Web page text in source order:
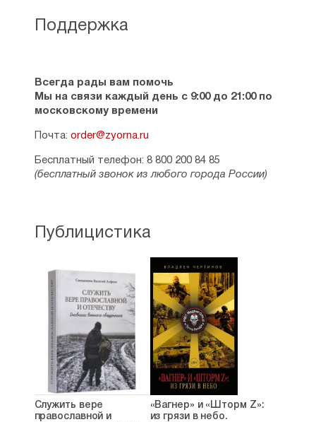
Поддержка
Всегда рады вам помочь
Мы на связи каждый день с 9:00 до 21:00 по
московскому времени
Почта: order@zyorna.ru
Бесплатный телефон: 8 800 200 84 85
(бесплатный звонок из любого города России)
Публицистика
Служить вере
православной и
«Вагнер» и «Шторм Z»:
из грязи в небо.